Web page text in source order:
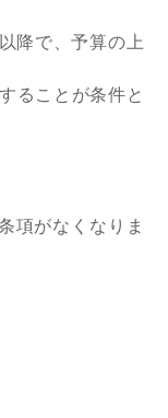
降で、予算の上
ることが条件と
項がなくなりま